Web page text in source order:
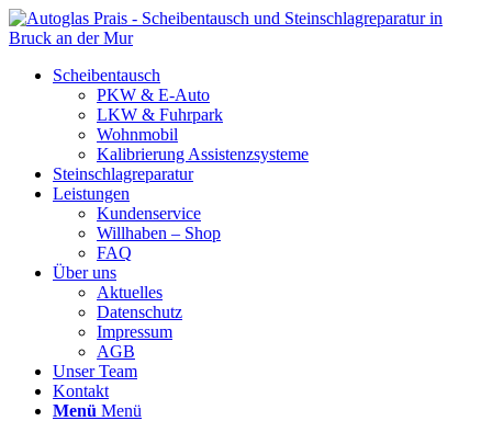
Scheibentausch
PKW & E-Auto
LKW & Fuhrpark
Wohnmobil
Kalibrierung Assistenzsysteme
Steinschlagreparatur
Leistungen
Kundenservice
Willhaben – Shop
FAQ
Über uns
Aktuelles
Datenschutz
Impressum
AGB
Unser Team
Kontakt
Menü Menü